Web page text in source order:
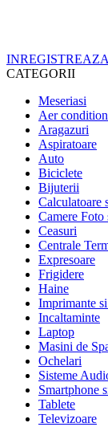
CATEGORII
Meseriasi
Aer
Aragazuri
Aspiratoare
Auto
Biciclete
Bijuterii
Calculatoare
Camere
Ceasuri
Centrale
Expresoare
Frigidere
Haine
Imprimante
Incaltaminte
Laptop
Masini de
Ochelari
Sisteme
Smartphone
Tablete
Televizoare